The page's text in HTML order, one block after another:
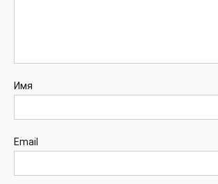
Имя
Email